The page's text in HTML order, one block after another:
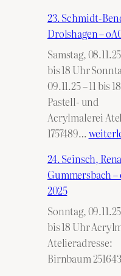
–
oAO
2025
23. Schmidt-
Drolshagen –
Samstag, 08.11.25
bis 18 Uhr
09.11.25 – 11 bis
Pastell- und
Acrylmalerei
1757489… 23.
Bender
oAO
2025
24. Seinsch,
Gummersbach –
2025
Sonntag, 09.11.25
bis 18 Uhr
Atelieradresse:
Birnbaum